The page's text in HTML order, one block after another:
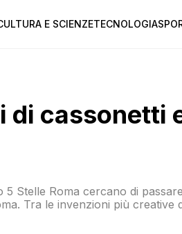
E SCIENZETECNOLOGIA
di cassonetti
5 Stelle Roma cercano di
Tra le invenzioni più creative